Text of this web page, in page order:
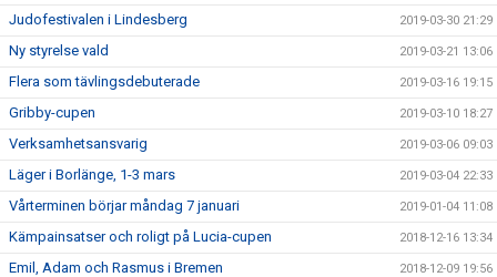
Judofestivalen i Lindesberg 2019-03-30 21:29
Ny styrelse vald 2019-03-21 13:06
Flera som tävlingsdebuterade 2019-03-16 19:15
Gribby-cupen 2019-03-10 18:27
Verksamhetsansvarig 2019-03-06 09:03
Läger i Borlänge, 1-3 mars 2019-03-04 22:33
Vårterminen börjar måndag 7 januari 2019-01-04 11:08
Kämpainsatser och roligt på Lucia-cupen 2018-12-16 13:34
Emil, Adam och Rasmus i Bremen 2018-12-09 19:56